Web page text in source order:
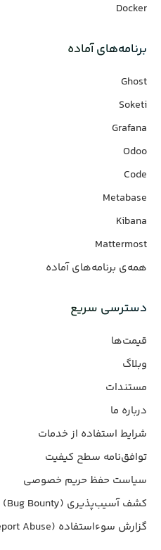
Docker
برنامه‌های‌ آماده
Ghost
Soketi
Grafana
Odoo
Code
Metabase
Kibana
Mattermost
همه‌ی برنامه‌های آماده
دسترسی سریع
قیمت‌ها
وبلاگ
مستندات
درباره ما
شرایط استفاده از خدمات
توافق‌نامه سطح کیفیت
سیاست حفظ حریم خصوصی
کشف آسیب‌پذیری (Bug Bounty)
گزارش سوءاستفاده (Report Abuse)